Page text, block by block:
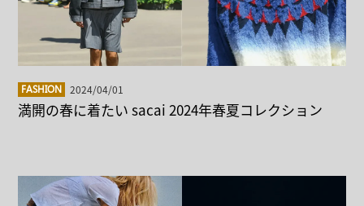
FASHION 2024/04/01
満開の春に着たい sacai 2024年春夏コレクション